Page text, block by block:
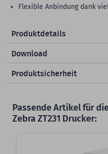
Flexible Anbindung dank
Produktdetails
Download
Produktsicherheit
Passende Artikel für
Zebra ZT231 Drucker: